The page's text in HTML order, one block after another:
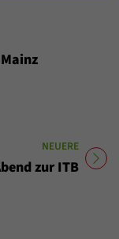
NEUERE
zur ITB